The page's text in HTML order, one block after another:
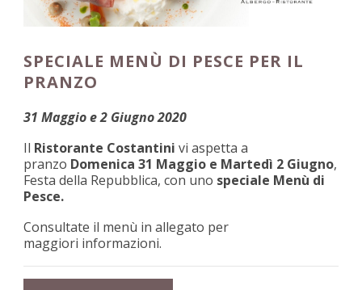
SPECIALE MENÙ DI PESCE PER IL
PRANZO
31 Maggio e 2 Giugno 2020
Il Ristorante Costantini vi aspetta a
pranzo Domenica 31 Maggio e Martedì 2 Giugno,
Festa della Repubblica, con uno speciale Menù di
Pesce.
Consultate il menù in allegato per
maggiori informazioni.